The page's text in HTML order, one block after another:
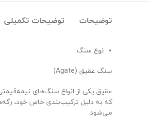
توضیحات توضیحات تکمیلی
نوع سنگ:
سنگ عقیق (Agate)
عقیق یکی از انواع سنگ‌های
که به دلیل ترکیب‌بندی خاص خود،
می‌شود.